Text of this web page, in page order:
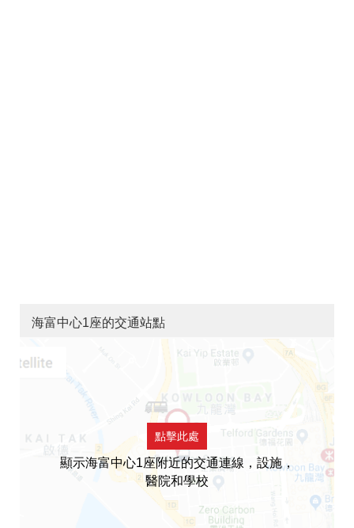
海富中心1座的交通站點
點擊此處
顯示海富中心1座附近的交通連線，設施，
醫院和學校